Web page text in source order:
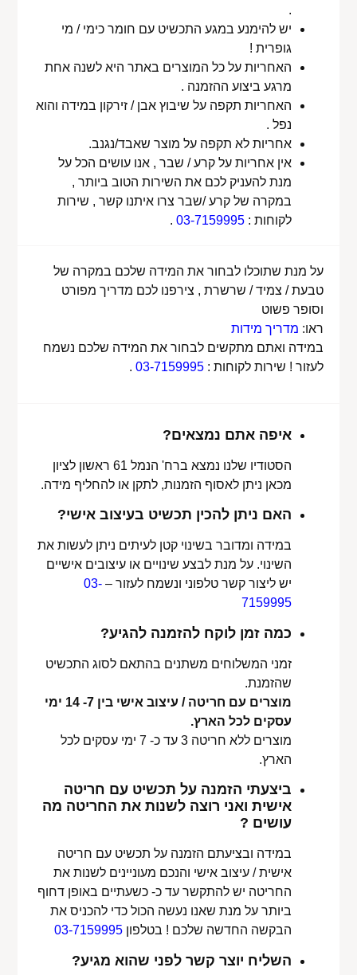
.
יש להימנע במגע התכשיט עם חומר כימי / מי
גופרית !
האחריות על כל המוצרים באתר היא לשנה אחת
מרגע ביצוע ההזמנה .
האחריות תקפה על שיבוץ אבן / זירקון במידה והוא
נפל .
אחריות לא תקפה על מוצר שאבד/נגנב.
אין אחריות על קרע / שבר , אנו עושים הכל על
מנת להעניק לכם את השירות הטוב ביותר ,
במקרה של קרע /שבר צרו איתנו קשר , שירות
לקוחות :03-7159995
.
על מנת שתוכלו לבחור את המידה שלכם במקרה של
טבעת / צמיד / שרשרת , צירפנו לכם מדריך מפורט
וסופר פשוט
ראו: מדריך מידות
במידה ואתם מתקשים לבחור את המידה שלכם נשמח
לעזור ! שירות לקוחות :03-7159995
.
איפה אתם נמצאים?
הסטודיו שלנו נמצא ברח' הנמל 61 ראשון לציון
מכאן ניתן לאסוף הזמנות, לתקן או להחליף מידה.
האם ניתן להכין תכשיט בעיצוב אישי?
במידה ומדובר בשינוי קטן לעיתים ניתן לעשות את
השינוי. על מנת לבצע שינויים או עיצובים אישיים
יש ליצור קשר טלפוני ונשמח לעזור –03-
7159995
כמה זמן לוקח להזמנה להגיע?
זמני המשלוחים משתנים בהתאם לסוג התכשיט
שהזמנת.
מוצרים עם חריטה / עיצוב אישי בין 7- 14 ימי
עסקים לכל הארץ.
מוצרים ללא חריטה 3 עד כ- 7 ימי עסקים לכל
הארץ.
ביצעתי הזמנה על תכשיט עם חריטה
אישית ואני רוצה לשנות את החריטה מה
עושים ?
במידה ובציעתם הזמנה על תכשיט עם חריטה
אישית / עיצוב אישי והנכם מעוניינים לשנות את
החריטה יש להתקשר עד כ- כשעתיים באופן דחוף
ביותר על מנת שאנו נעשה הכול כדי להכניס את
הבקשה החדשה שלכם ! בטלפון03-7159995
השליח יוצר קשר לפני שהוא מגיע?